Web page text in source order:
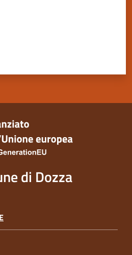
di Dozza